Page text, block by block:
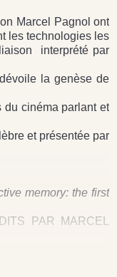
Marcel Pagnol ont
les technologies les
interprété par
la genèse de
du cinéma parlant et
et présentée par
memory: the first
PAR MARCEL
ET MARIUS,